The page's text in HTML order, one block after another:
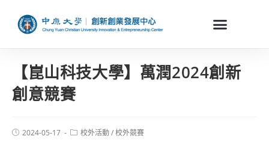
【崑山科技大學】萬潤2024創新
創意競賽
2024-05-17 校外活動/校外競賽